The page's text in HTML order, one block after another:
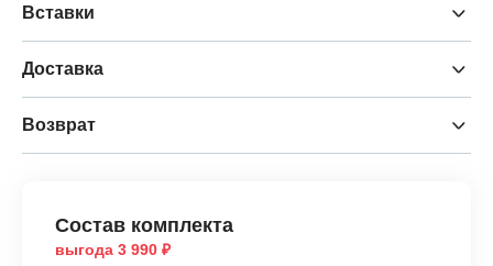
Вставки
Доставка
Возврат
Состав комплекта
выгода 3 990 ₽